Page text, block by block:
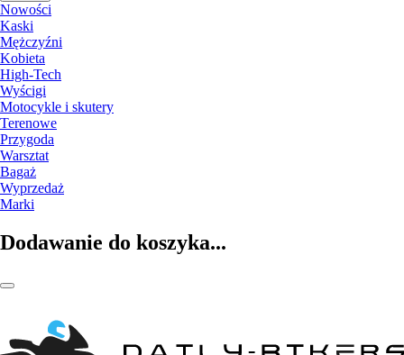
Nowości
Kaski
Mężczyźni
Kobieta
High-Tech
Wyścigi
Motocykle i skutery
Terenowe
Przygoda
Warsztat
Bagaż
Wyprzedaż
Marki
Dodawanie do koszyka...